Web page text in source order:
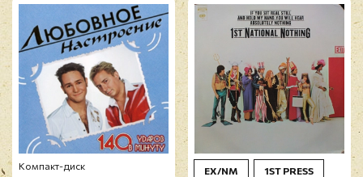
Компакт-диск EX/NM
1ST PRESS